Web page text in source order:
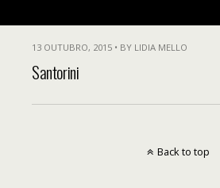
13 OUTUBRO, 2015 • BY LIDIA MELLO
Santorini
Back to top